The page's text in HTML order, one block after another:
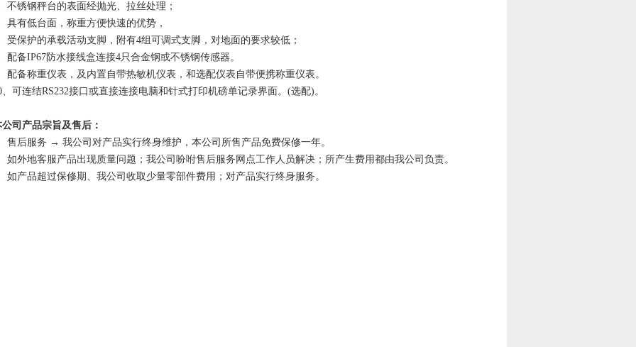
不锈钢秤台的表面经抛光、拉丝处理；
具有低台面，称重方便快速的优势，
受保护的承载活动支脚，附有4组可调式支脚，对地面的要求较低；
配备IP67防水接线盒连接4只合金钢或不锈钢传感器。
配备称重仪表，及内置自带热敏机仪表，和选配仪表自带便携称重仪表。
、可连结RS232接口或直接连接电脑和针式打印机磅单记录界面。(选配)。
公司产品宗旨及售后：
售后服务 → 我公司对产品实行终身维护，本公司所售产品免费保修一年。
如外地客服产品出现质量问题；我公司吩咐售后服务网点工作人员解决；所产生费用都由我公司负责。
如产品超过保修期、我公司收取少量零部件费用；对产品实行终身服务。